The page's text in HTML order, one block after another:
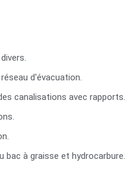
d'évacuation.
canalisations avec rapports.
bac à graisse et hydrocarbure.